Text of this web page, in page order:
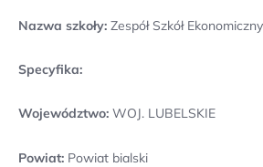
Nazwa szkoły: Zespół Szkół
Specyfika:
Województwo: WOJ. LUBELSKIE
Powiat: Powiat bialski